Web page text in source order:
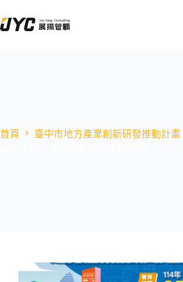
首頁
臺中市地方產業創新研發推動計畫